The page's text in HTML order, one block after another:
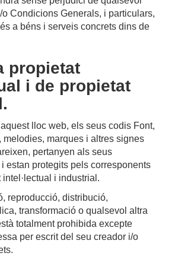
Condicions Generals, i particulars,
a béns i serveis concrets dins de
propietat
i de propietat
lloc web, els seus codis Font,
melodies, marques i altres signes
pertanyen als seus
estan protegits pels corresponents
i industrial.
reproducció, distribució,
transformació o qualsevol altra
totalment prohibida excepte
per escrit del seu creador i/o